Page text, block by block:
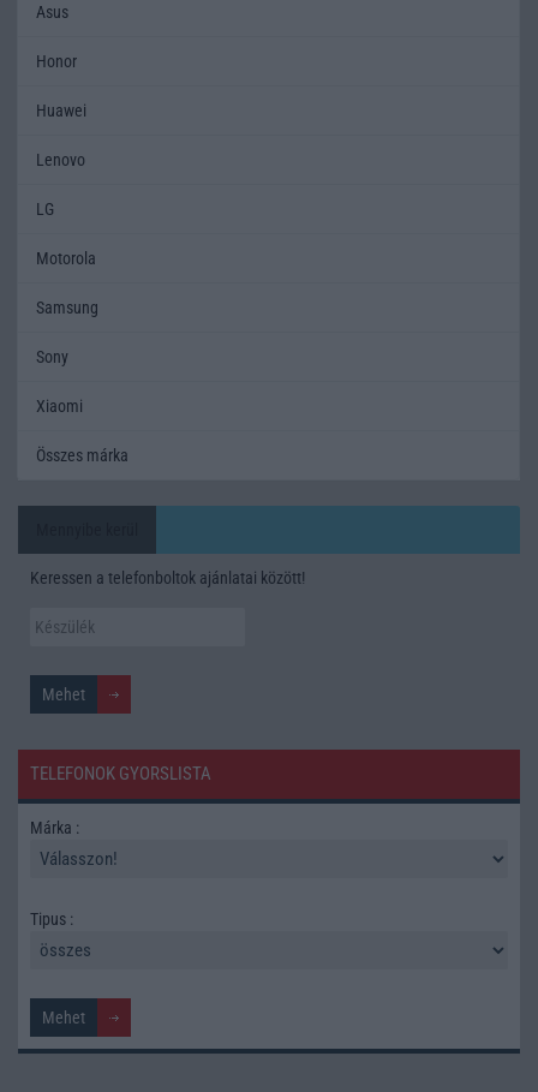
Asus
Honor
Huawei
Lenovo
LG
Motorola
Samsung
Sony
Xiaomi
Összes márka
Keressen a telefonboltok ajánlatai között!
TELEFONOK GYORSLISTA
Márka :
Tipus :